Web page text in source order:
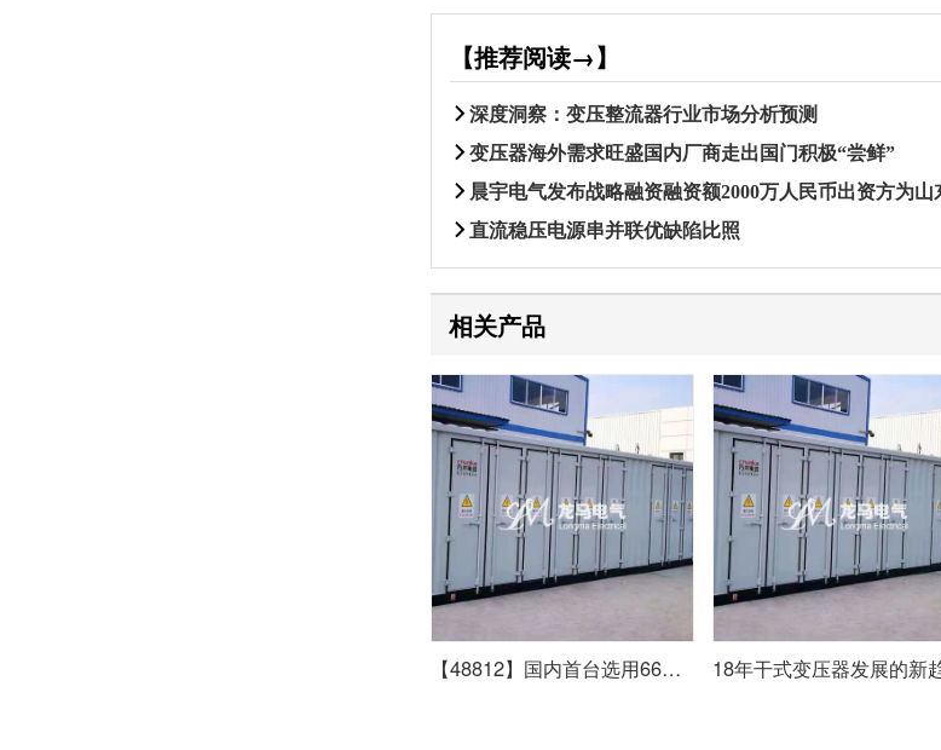
【推荐阅读→】
深度洞察：变压整流器行业市场分析预测
变压器海外需求旺盛国内厂商走出国门积极“尝鲜”
晨宇电气发布战略融资融资额2000万人民币出资方为山
直流稳压电源串并联优缺陷比照
相关产品
【48812】国内首台选用66千伏干式变压器陆优势电机组并网成功